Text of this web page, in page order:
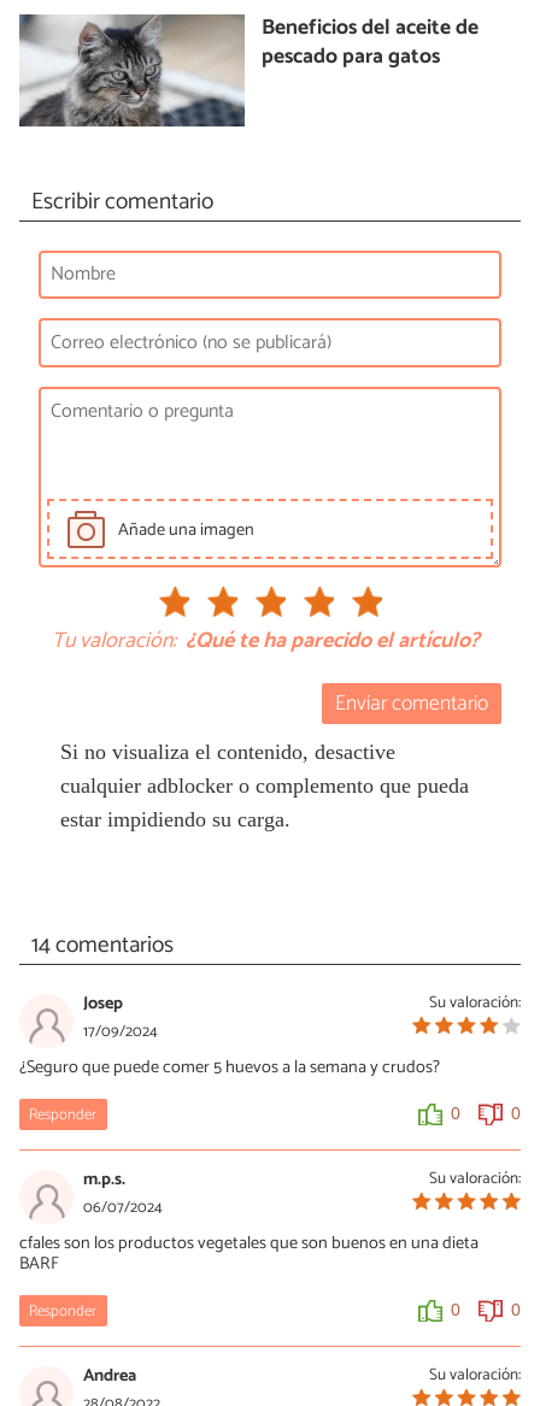
Beneficios del aceite de
pescado para gatos
Escribir comentario
Añade una imagen
Tu valoración: ¿Qué te ha parecido el artículo?
Enviar comentario
Si no visualiza el contenido, desactive
cualquier adblocker o complemento que pueda
estar impidiendo su carga.
14 comentarios
Su valoración:
Josep
17/09/2024
¿Seguro que puede comer 5 huevos a la semana y crudos?
Responder 0 0
Su valoración:
m.p.s.
06/07/2024
cfales son los productos vegetales que son buenos en una dieta
BARF
Responder 0 0
Su valoración:
Andrea